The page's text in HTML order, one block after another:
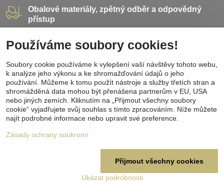
Obalové materiály, zpětný odběr a odpovědný
přístup
Přidejte se k nám
Sociální sítě
Facebook
Instagram
Pinterest
Youtube
Copyright
Vytvořeno systémem:ByznysWeb.cz
Používáme soubory cookies!
Soubory cookie používáme k vylepšení vaší návštěvy tohoto webu,
k analýze jeho výkonu a ke shromažďování údajů o jeho
používání. Můžeme k tomu použít nástroje a služby třetích stran a
shromážděná data mohou být přenášena partnerům v EU, USA
nebo jiných zemích. Kliknutím na „Přijmout všechny soubory
cookie“ vyjadřujete svůj souhlas s tímto zpracováním. Níže můžete
najít podrobné informace nebo upravit své preference.
Zásady ochrany soukromí
Ukázat podrobnosti
Přijmout všechny cookies